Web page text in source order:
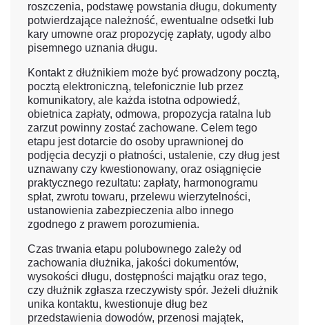
roszczenia, podstawę powstania długu, dokumenty
potwierdzające należność, ewentualne odsetki lub
kary umowne oraz propozycję zapłaty, ugody albo
pisemnego uznania długu.
Kontakt z dłużnikiem może być prowadzony pocztą,
pocztą elektroniczną, telefonicznie lub przez
komunikatory, ale każda istotna odpowiedź,
obietnica zapłaty, odmowa, propozycja ratalna lub
zarzut powinny zostać zachowane. Celem tego
etapu jest dotarcie do osoby uprawnionej do
podjęcia decyzji o płatności, ustalenie, czy dług jest
uznawany czy kwestionowany, oraz osiągnięcie
praktycznego rezultatu: zapłaty, harmonogramu
spłat, zwrotu towaru, przelewu wierzytelności,
ustanowienia zabezpieczenia albo innego
zgodnego z prawem porozumienia.
Czas trwania etapu polubownego zależy od
zachowania dłużnika, jakości dokumentów,
wysokości długu, dostępności majątku oraz tego,
czy dłużnik zgłasza rzeczywisty spór. Jeżeli dłużnik
unika kontaktu, kwestionuje dług bez
przedstawienia dowodów, przenosi majątek,